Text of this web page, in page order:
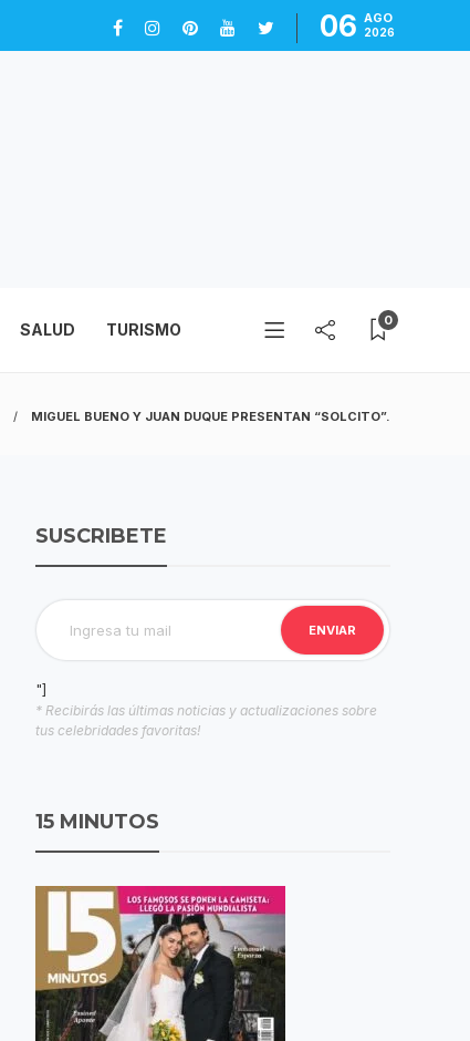
06 AGO
2026
SALUD TURISMO 0
MIGUEL BUENO Y JUAN DUQUE PRESENTAN “SOLCITO”.
SUSCRIBETE
"]
* Recibirás las últimas noticias y actualizaciones sobre
tus celebridades favoritas!
15 MINUTOS